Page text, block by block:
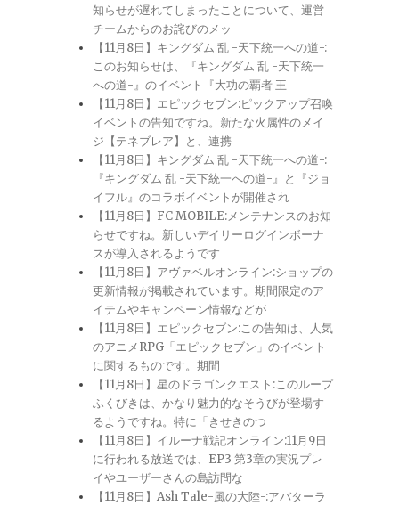
知らせが遅れてしまったことについて、運営
チームからのお詫びのメッ
【11月8日】キングダム 乱 -天下統一への道-:
このお知らせは、『キングダム 乱 -天下統一
への道-』のイベント『大功の覇者 王
【11月8日】エピックセブン:ピックアップ召喚
イベントの告知ですね。新たな火属性のメイ
ジ【テネブレア】と、連携
【11月8日】キングダム 乱 -天下統一への道-:
『キングダム 乱 -天下統一への道-』と『ジョ
イフル』のコラボイベントが開催され
【11月8日】FC MOBILE:メンテナンスのお知
らせですね。新しいデイリーログインボーナ
スが導入されるようです
【11月8日】アヴァベルオンライン:ショップの
更新情報が掲載されています。期間限定のア
イテムやキャンペーン情報などが
【11月8日】エピックセブン:この告知は、人気
のアニメRPG「エピックセブン」のイベント
に関するものです。期間
【11月8日】星のドラゴンクエスト:このループ
ふくびきは、かなり魅力的なそうびが登場す
るようですね。特に「きせきのつ
【11月8日】イルーナ戦記オンライン:11月9日
に行われる放送では、EP3 第3章の実況プレ
イやユーザーさんの島訪問な
【11月8日】Ash Tale-風の大陸-:アバターラ